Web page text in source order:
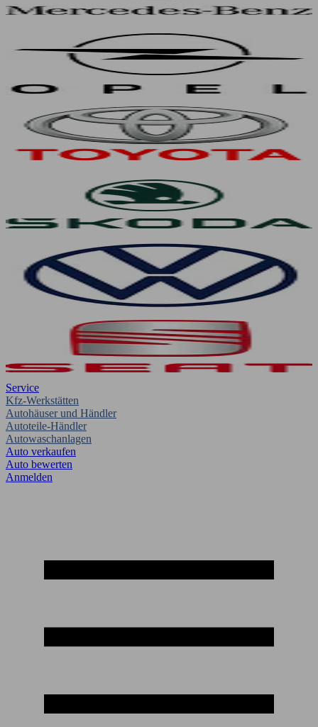
Service
Kfz-Werkstätten
Autohäuser und Händler
Autoteile-Händler
Autowaschanlagen
Auto verkaufen
Auto bewerten
Anmelden